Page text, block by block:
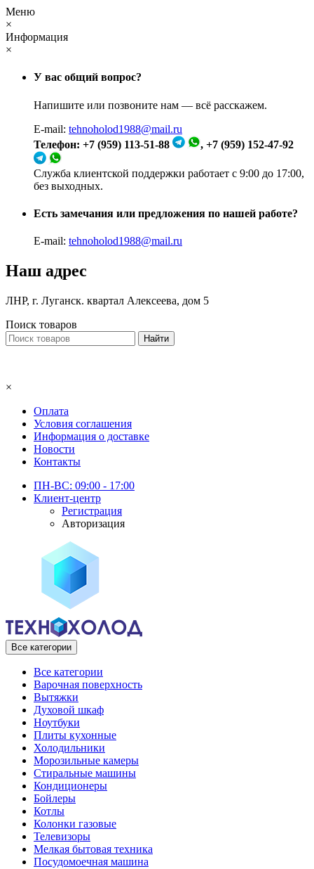
Меню
×
Информация
×
У вас общий вопрос?
Напишите или позвоните нам — всё расскажем.
E-mail: tehnoholod1988@mail.ru
Телефон: +7 (959) 113-51-88
, +7 (959) 152-47-92
Служба клиентской поддержки работает с 9:00 до 17:00,
без выходных.
Есть замечания или предложения по нашей работе?
E-mail: tehnoholod1988@mail.ru
Наш адрес
ЛНР, г. Луганск. квартал Алексеева, дом 5
Поиск товаров
×
Оплата
Условия соглашения
Информация о доставке
Новости
Контакты
ПН-ВС: 09:00 - 17:00
Клиент-центр
Регистрация
Авторизация
Все категории
Все категории
Варочная поверхность
Вытяжки
Духовой шкаф
Ноутбуки
Плиты кухонные
Холодильники
Морозильные камеры
Стиральные машины
Кондиционеры
Бойлеры
Котлы
Колонки газовые
Телевизоры
Мелкая бытовая техника
Посудомоечная машина